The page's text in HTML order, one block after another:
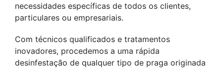
necessidades específicas de todos os clientes,
particulares ou empresariais.
Com técnicos qualificados e tratamentos
inovadores, procedemos a uma rápida
desinfestação de qualquer tipo de praga originada